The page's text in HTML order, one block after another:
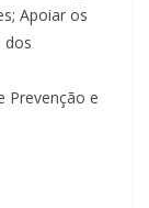
Apoiar os
dos
Prevenção e